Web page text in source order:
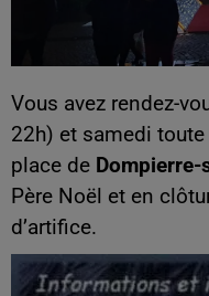
Vous avez rendez-
22h) et samedi
place de Dompierre-
Père Noël et en
d’artifice.